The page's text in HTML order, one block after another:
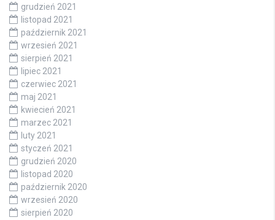
grudzień 2021
listopad 2021
październik 2021
wrzesień 2021
sierpień 2021
lipiec 2021
czerwiec 2021
maj 2021
kwiecień 2021
marzec 2021
luty 2021
styczeń 2021
grudzień 2020
listopad 2020
październik 2020
wrzesień 2020
sierpień 2020